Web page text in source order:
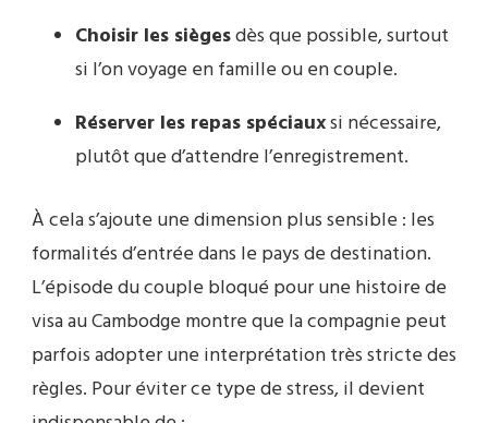
Choisir les siègesdès que possible, surtout
si l’on voyage en famille ou en couple.
Réserver les repas spéciauxsi nécessaire,
plutôt que d’attendre l’enregistrement.
À cela s’ajoute une dimension plus sensible : les
formalités d’entrée dans le pays de destination.
L’épisode du couple bloqué pour une histoire de
visa au Cambodge montre que la compagnie peut
parfois adopter une interprétation très stricte des
règles. Pour éviter ce type de stress, il devient